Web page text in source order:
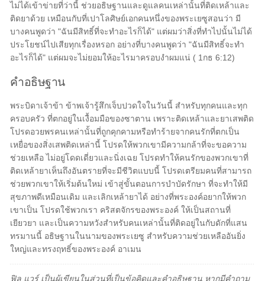
ไม่ได้เข้าข่ายที่ว่านี้ ช่วยอธิษฐานและดูแลคนเหล่านั้นที่ติดเหล้าและ
ติดยาด้วย เหมือนกับที่เปาโลศิษย์เอกคนหนึ่งของพระเยซูสอนว่า มี
บางคนพูดว่า "ฉันมีสิทธิ์ที่จะทำอะไรก็ได้" แต่ผมว่าสิ่งที่ทำไปนั้นไม่ได้
ประโยชน์ไปเสียทุกเรื่องหรอก อย่างที่บางคนพูดว่า "ฉันมีสิทธิ์จะทำ
อะไรก็ได้" แต่ผมจะไม่ยอมให้อะไรมาครอบงำผมแน่ ( 1กธ 6:12)
คำอธิษฐาน
พระบิดาเจ้าข้า ข้าพเจ้ารู้สึกเจ็บปวดใจในวันนี้ สำหรับทุกคนและทุก
ครอบครัว ที่ตกอยู่ในเงื้อมมือของซาตาน เพราะติดเหล้าและยาเสพติด
โปรดอวยพรคนเหล่านั้นที่ถูกคุกคามหรือทำร้ายจากคนรักที่ตกเป็น
เหยื่อของสิ่งเสพติดเหล่านี้ โปรดให้พวกเขามีความกล้าที่จะขอความ
ช่วยเหลือ ไม่อยู่โดดเดี่ยวและนิ่งเฉย โปรดทำให้คนรักของพวกเขาที่
ติดเหล้ายาเห็นถึงอันตรายที่จะมีชีวิตแบบนี้ โปรดเตรียมคนที่สามารถ
ช่วยพวกเขาให้เริ่มต้นใหม่ เข้าสู่ขั้นตอนการบำบัดรักษา ที่จะทำให้มี
สุขภาพดีเหมือนเดิม และเลิกเหล้ายาได้ อย่างที่พระองค์อยากให้พวก
เขาเป็น โปรดใช้พวกเรา คริสตจักรของพระองค์ ให้เป็นสถานที่
เยียวยา และเป็นความหวังสำหรับคนเหล่านั้นที่ติดอยู่ในกับดักที่แสน
ทรมานนี้ อธิษฐานในนามของพระเยซู สำหรับความช่วยเหลืออันยิ่ง
ใหญ่และทรงฤทธิ์ของพระองค์ อาเมน
ฟิล แวร์ เป็นผู้เขียนในส่วนที่เป็นข้อคิดและคำอธิษฐาน หากมีคำถาม